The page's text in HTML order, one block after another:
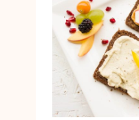
Cele mai frecvente